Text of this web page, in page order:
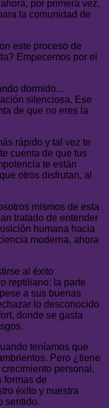
por primera vez,
la comunidad de
este proceso de
Empecemos por el
dormido…
silenciosa. Ese
de que no eres la
rápido y tal vez te
cuenta de que tus
te están
otros disfrutan, al
mismos de esta
tratado de entender
humana hacia
moderna, ahora
al éxito
reptiliano: la parte
a sus buenas
lo desconocido
donde se gasta
teníamos que
Pero ¿tiene
personal,
formas de
éxito y nuestra
sentido.